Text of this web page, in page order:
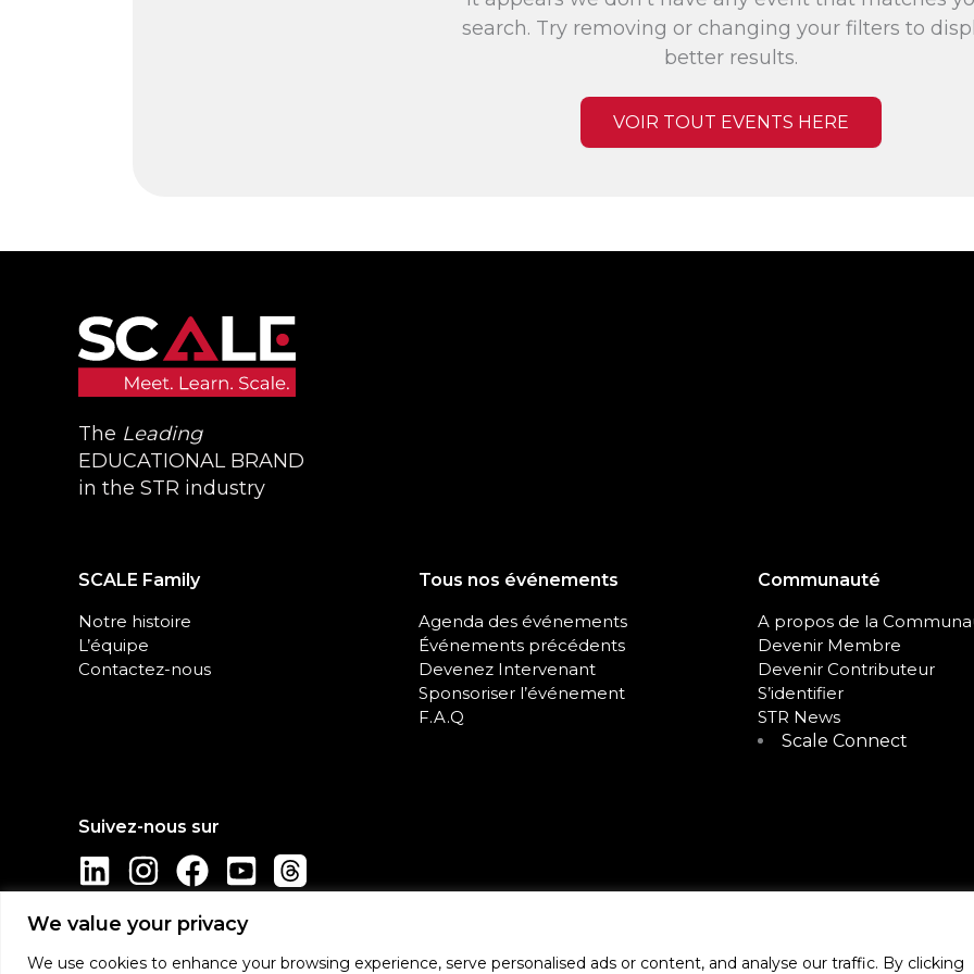
We value your privacy
We use cookies to enhance your browsing experience, serve personalised ads or content, and analyse our traffic. By clicking
search. Try removing or changing your filters to
better results.
VOIR TOUT EVENTS HERE
The Leading
EDUCATIONAL BRAND
in the STR industry
SCALE Family
Notre histoire
L’équipe
Contactez-nous
Tous nos événements
Agenda des événements
Événements précédents
Devenez Intervenant
Sponsoriser l’événement
F.A.Q
Communauté
A propos de la
Devenir Membre
Devenir Contributeur
S’identifier
STR News
Scale Connect